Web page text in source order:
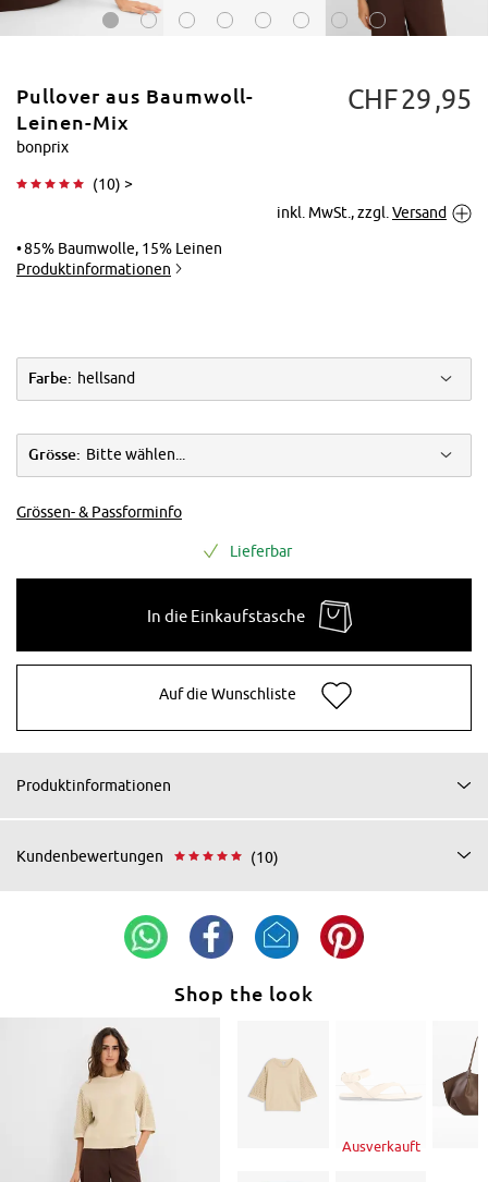
Vergrößern
Pullover aus Baumwoll-
Leinen-Mix
bonprix
(10) >
CHF29 95
inkl. MwSt., zzgl. Versand
85% Baumwolle, 15% Leinen
Produktinformationen
Farbe: hellsand
Grösse: Bitte wählen...
Grössen- & Passforminfo
Lieferbar
In die Einkaufstasche
Auf die Wunschliste
Produktinformationen
Kundenbewertungen (10)
Shop the look
Ausverkauft